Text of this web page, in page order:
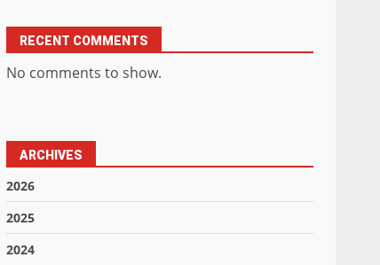
RECENT COMMENTS
No comments to show.
ARCHIVES
2026
2025
2024